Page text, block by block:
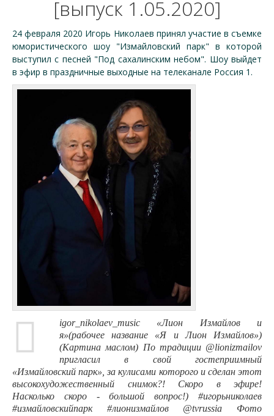
[выпуск 1.05.2020]
24 февраля 2020 Игорь Николаев принял участие в съемке
юмористического шоу "Измайловский парк" в которой
выступил с песней "Под сахалинским небом". Шоу выйдет
в эфир в праздничные выходные на телеканале Россия 1.
igor_nikolaev_music «Лион Измайлов и
я»(рабочее название «Я и Лион Измайлов»)
(Картина маслом) По традиции @lionizmailov
пригласил в свой гостеприимный
«Измайловский парк», за кулисами которого и сделан этот
высокохудожественный снимок?! Скоро в эфире!
Насколько скоро - большой вопрос!) #игорьниколаев
#измайловскийпарк #лионизмайлов @tvrussia Фото